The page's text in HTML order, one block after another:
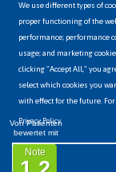
Telephone 030 252 95
kreuzberg - at - dr-
zahnarzt.berlin
Dental Clinic in
Hellersdorf
Telephone
hellersdorf - at - dr-
zahnarzt.berlin
We use different types of
proper functioning of the
performance; performance
usage; and marketing
clicking "Accept All," you
select which cookies you
with effect for the future.
Privacy Policy
Von Patienten
bewertet mit
Note